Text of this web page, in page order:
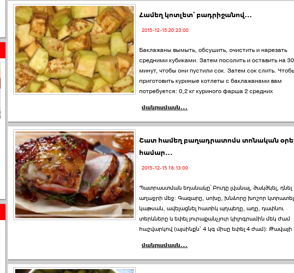
Համեղ կոտլետ՝ բադրիջանով...
2015-12-15 20:23:00
Баклажаны вымыть, обсушить, очистить и нарезать
средними кубиками. Затем посолить и оставить на 30
минут, чтобы они пустили сок. Затем сок слить.
приготовить куриные котлеты с баклажанами вам
потребуется: 0,2 кг куриного фарша 2 средних
մանրամասն...
Շատ համեղ բաղադրատոմս տոնական
համար...
2015-12-15 18:13:00
Պատրաստման եղանակը՝ Բուդը լվանալ, ծակծկել, դնել
աղաջրի մեջ: Գազարը, սոխը, խնձորը խոշոր կտրատել,
կաթսան, ավելացնել հատիկ պղպեղը, աղը, դափնու
տերևները և եփել յուրաքանչյուր կիլոգրամին մեկ ժամ
հաշվարկով (այսինքն` 4 կգ միսը եփել 4 ժամ): Թավայի
մանրամասն...